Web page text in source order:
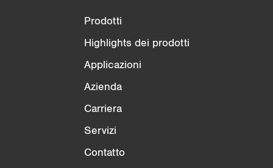
Prodotti
Highlights dei prodotti
Applicazioni
Azienda
Carriera
Servizi
Contatto